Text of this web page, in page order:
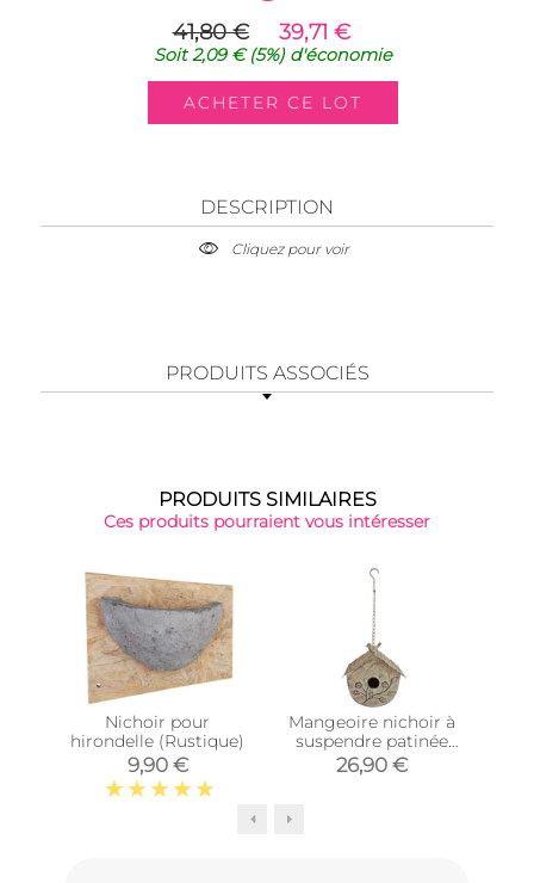
41,80 € 39,71 €
Soit2,09 €(5%) d'économie
DESCRIPTION
Cliquez pour voir
PRODUITS ASSOCIÉS
PRODUITS SIMILAIRES
Ces produits pourraient vous intéresser
Nichoir pour
hirondelle (Rustique)
9,90 €
Mangeoire nichoir à
suspendre patinée
déco florale
26,90 €